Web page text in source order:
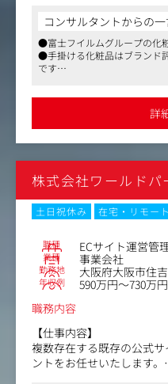
＜職務内容＞
化粧品（アスタリフトな
など）の店頭販促物の受
バックオフィスとして営
・店頭販促物の必要数量
・売上データの集計など、
ジャーの補佐、サポート）
・営業が担う、内向きの社
・上記職務の業務安定化
よる時間短縮
コンサルタントからの
●富士フイルムグループの化
●手掛ける化粧品はブランド
です
詳
株式会社ワールドパ
土日祝休み 在宅・リモー
職種 ECサイト運営管
業種 事業会社
勤務地 大阪府大阪市住
年収例
590万円～730万円
職務内容
【仕事内容】
複数存在する既存の公式
ントをお任せいたします。